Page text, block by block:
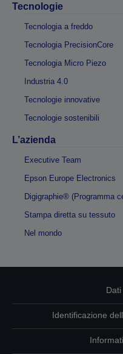
Tecnologie
Tecnologia a freddo
Tecnologia PrecisionCore
Tecnologia Micro Piezo
Industria 4.0
Tecnologie innovative
Tecnologie sostenibili
L’azienda
Executive Team
Epson Europe Electronics
Digigraphie® (Programma
Stampa diretta su tessuto
Nel mondo
Identificazione